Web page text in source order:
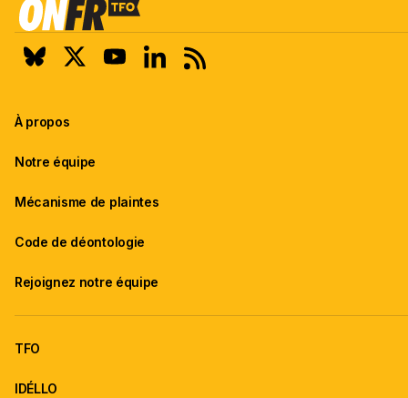
À propos
Notre équipe
Mécanisme de plaintes
Code de déontologie
Rejoignez notre équipe
TFO
IDÉLLO